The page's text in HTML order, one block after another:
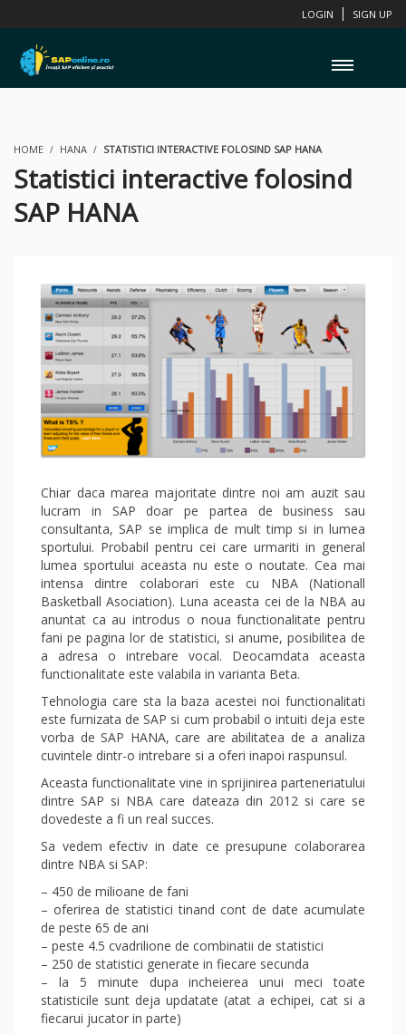
LOGIN SIGN UP
HOME HANA STATISTICI INTERACTIVE FOLOSIND SAP HANA
Statistici interactive folosind
SAP HANA
Chiar daca marea majoritate dintre noi am auzit sau
lucram in SAP doar pe partea de business sau
consultanta, SAP se implica de mult timp si in lumea
sportului. Probabil pentru cei care urmariti in general
lumea sportului aceasta nu este o noutate. Cea mai
intensa dintre colaborari este cu NBA (Nationall
Basketball Asociation). Luna aceasta cei de la NBA au
anuntat ca au introdus o noua functionalitate pentru
fani pe pagina lor de statistici, si anume, posibilitea de
a adresa o intrebare vocal. Deocamdata aceasta
functionalitate este valabila in varianta Beta.
Tehnologia care sta la baza acestei noi functionalitati
este furnizata de SAP si cum probabil o intuiti deja este
vorba de SAP HANA, care are abilitatea de a analiza
cuvintele dintr-o intrebare si a oferi inapoi raspunsul.
Aceasta functionalitate vine in sprijinirea parteneriatului
dintre SAP si NBA care dateaza din 2012 si care se
dovedeste a fi un real succes.
Sa vedem efectiv in date ce presupune colaborarea
dintre NBA si SAP:
– 450 de milioane de fani
– oferirea de statistici tinand cont de date acumulate
de peste 65 de ani
– peste 4.5 cvadrilione de combinatii de statistici
– 250 de statistici generate in fiecare secunda
– la 5 minute dupa incheierea unui meci toate
statisticile sunt deja updatate (atat a echipei, cat si a
fiecarui jucator in parte)